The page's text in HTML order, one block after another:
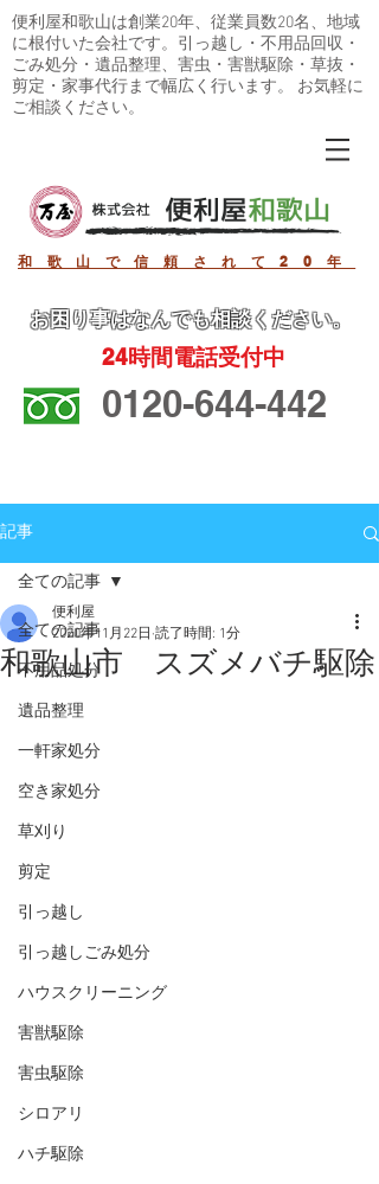
便利屋和歌山は創業20年、従業員数20名、地域
に根付いた会社です。引っ越し・不用品回収・
ごみ処分・遺品整理、害虫・害獣駆除・草抜・
剪定・家事代行まで幅広く行います。 お気軽に
ご相談ください。
和歌山で信頼されて20年
お困り事はなんでも相談ください。
24時間電話受付中
0120-644-442
記事
全ての記事
不用品処分
遺品整理
一軒家処分
空き家処分
草刈り
剪定
引っ越し
引っ越しごみ処分
ハウスクリーニング
害獣駆除
害虫駆除
シロアリ
ハチ駆除
全ての記事
和歌山市 スズメバチ駆除
便利屋
2020年11月22日 読了時間: 1分